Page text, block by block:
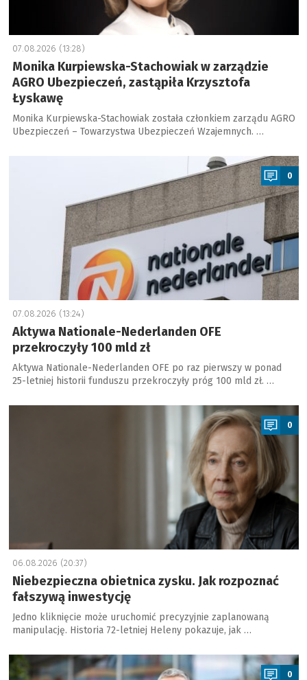
07.08.2026 (13:28)
Monika Kurpiewska-Stachowiak w zarządzie
AGRO Ubezpieczeń, zastąpiła Krzysztofa
Łyskawę
Monika Kurpiewska-Stachowiak została członkiem zarządu AGRO
Ubezpieczeń – Towarzystwa Ubezpieczeń Wzajemnych. …
0
07.08.2026 (13:24)
Aktywa Nationale-Nederlanden OFE
przekroczyły 100 mld zł
Aktywa Nationale-Nederlanden OFE po raz pierwszy w ponad
25-letniej historii funduszu przekroczyły próg 100 mld zł. …
a
0
06.08.2026 (20:37)
Niebezpieczna obietnica zysku. Jak rozpoznać
fałszywą inwestycję
Jedno kliknięcie może uruchomić precyzyjnie zaplanowaną
manipulację. Historia 72-letniej Heleny pokazuje, jak …
a
0